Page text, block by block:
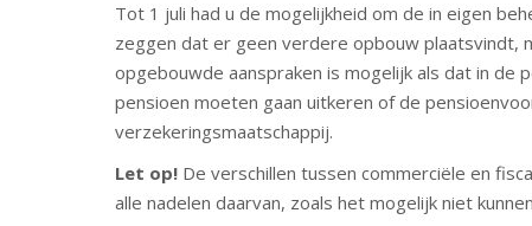
Tot 1 juli had u de mogelijkheid om de in eigen
zeggen dat er geen verdere opbouw plaatsvindt,
opgebouwde aanspraken is mogelijk als dat in
pensioen moeten gaan uitkeren of de
verzekeringsmaatschappij.
Let op! De verschillen tussen commerciële en
alle nadelen daarvan, zoals het mogelijk niet